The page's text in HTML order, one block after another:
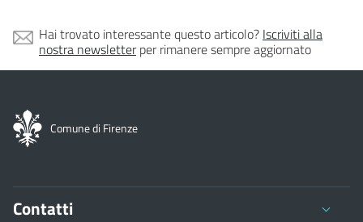
Hai trovato interessante questo articolo? Iscriviti alla
nostra newsletterper rimanere sempre aggiornato
Comune di Firenze
Contatti